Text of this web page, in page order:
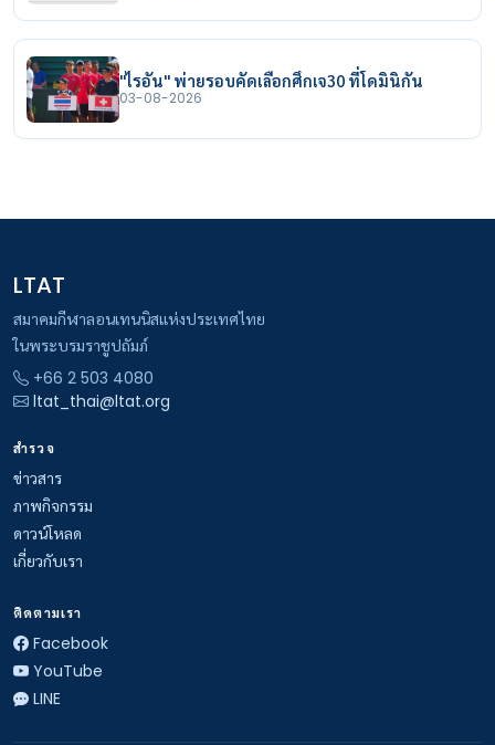
"ไรอัน" พ่ายรอบคัดเลือกศึกเจ30 ที่โดมินิกัน
03-08-2026
LTAT
สมาคมกีฬาลอนเทนนิสแห่งประเทศไทย
ในพระบรมราชูปถัมภ์
+66 2 503 4080
ltat_thai@ltat.org
สำรวจ
ข่าวสาร
ภาพกิจกรรม
ดาวน์โหลด
เกี่ยวกับเรา
ติดตามเรา
Facebook
YouTube
LINE